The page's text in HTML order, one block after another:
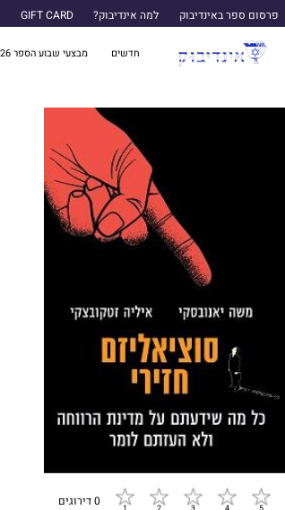
פרסום ספר באינדיבוק למה אינדיבוק? GIFT CARD
חדשים מבצעי שבוע הספר 2026
0 דירוגים